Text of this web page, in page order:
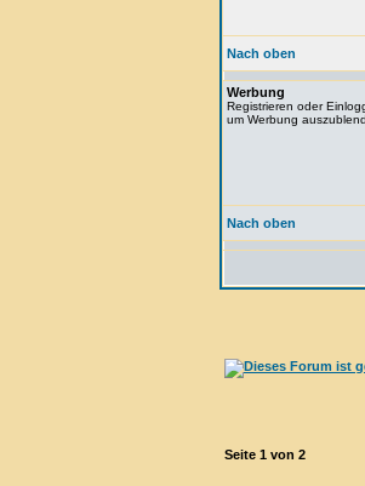
Nach oben
Werbung
Registrieren oder
um Werbung
Nach oben
Seite 1 von 2